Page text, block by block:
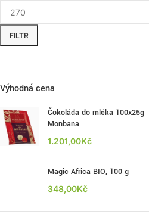
FILTR
Výhodná cena
Čokoláda do mléka 100x25g
Monbana
1.201,00Kč
Magic Africa BIO, 100 g
348,00Kč